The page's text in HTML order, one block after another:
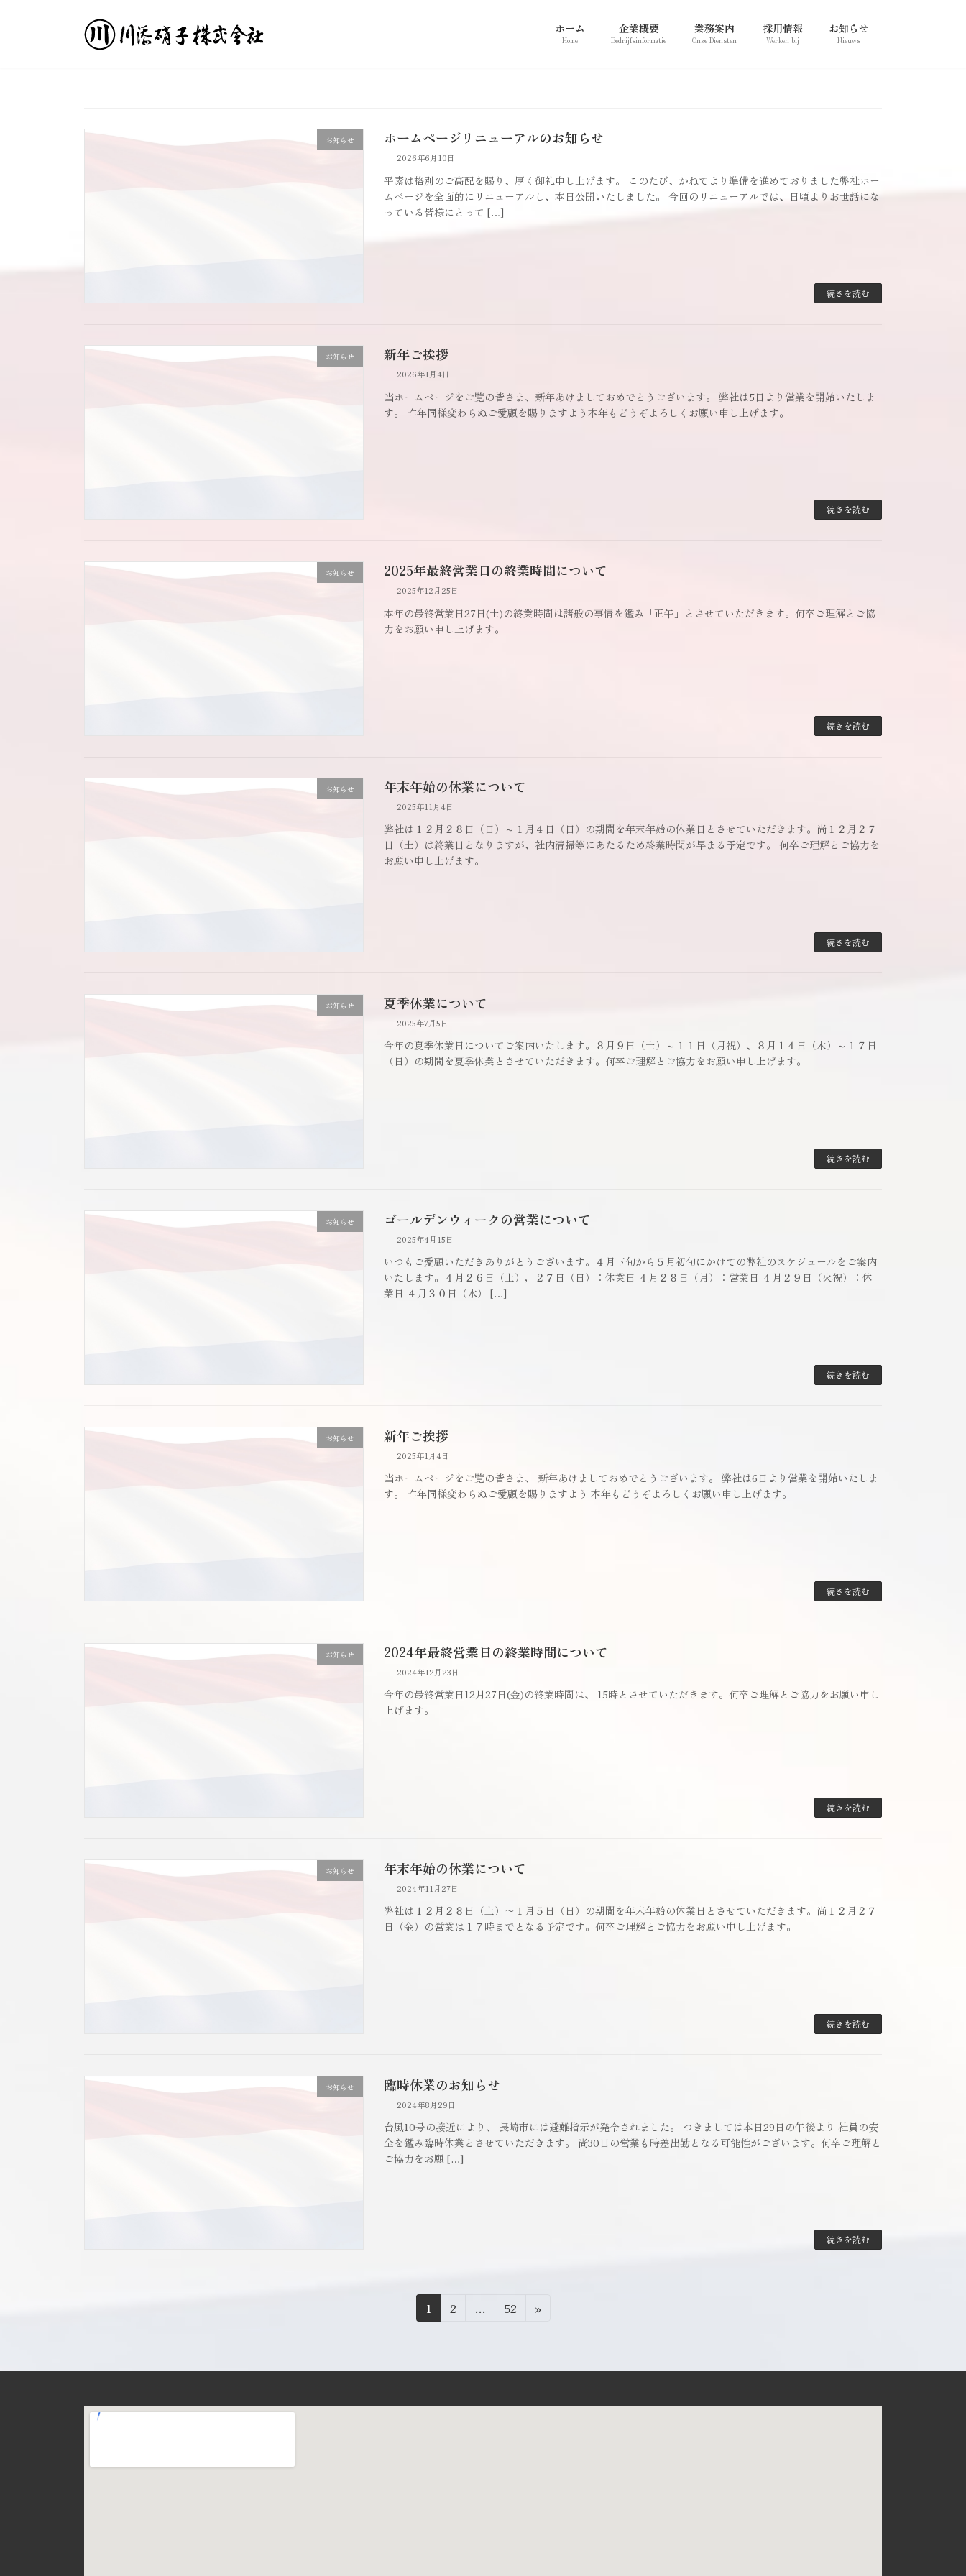
ホーム
Home
企業概要
Bedrijfsinformatie
業務案内
Onze Diensten
採用情報
Werken bij
お知らせ
Nieuws
お知らせ ホームページリニューアルのお知らせ
2026年6月10日
平素は格別のご高配を賜り、厚く御礼申し上げます。 このたび、かねてより準備を進めておりました弊社ホー
ムページを全面的にリニューアルし、本日公開いたしました。 今回のリニューアルでは、日頃よりお世話にな
っている皆様にとって […]
続きを読む
お知らせ 新年ご挨拶
2026年1月4日
当ホームページをご覧の皆さま、新年あけましておめでとうございます。 弊社は5日より営業を開始いたしま
す。 昨年同様変わらぬご愛顧を賜りますよう本年もどうぞよろしくお願い申し上げます。
続きを読む
お知らせ 2025年最終営業日の終業時間について
2025年12月25日
本年の最終営業日27日(土)の終業時間は諸般の事情を鑑み「正午」とさせていただきます。何卒ご理解とご協
力をお願い申し上げます。
続きを読む
お知らせ 年末年始の休業について
2025年11月4日
弊社は１２月２８日（日）～１月４日（日）の期間を年末年始の休業日とさせていただきます。尚１２月２７
日（土）は終業日となりますが、社内清掃等にあたるため終業時間が早まる予定です。 何卒ご理解とご協力を
お願い申し上げます。
続きを読む
お知らせ 夏季休業について
2025年7月5日
今年の夏季休業日についてご案内いたします。８月９日（土）～１１日（月祝）、８月１４日（木）～１７日
（日）の期間を夏季休業とさせていただきます。何卒ご理解とご協力をお願い申し上げます。
続きを読む
お知らせ ゴールデンウィークの営業について
2025年4月15日
いつもご愛顧いただきありがとうございます。４月下旬から５月初旬にかけての弊社のスケジュールをご案内
いたします。４月２６日（土），２７日（日）：休業日 ４月２８日（月）：営業日 ４月２９日（火祝）：休
業日 ４月３０日（水） […]
続きを読む
お知らせ 新年ご挨拶
2025年1月4日
当ホームページをご覧の皆さま、 新年あけましておめでとうございます。 弊社は6日より営業を開始いたしま
す。 昨年同様変わらぬご愛顧を賜りますよう 本年もどうぞよろしくお願い申し上げます。
続きを読む
お知らせ 2024年最終営業日の終業時間について
2024年12月23日
今年の最終営業日12月27日(金)の終業時間は、 15時とさせていただきます。何卒ご理解とご協力をお願い申し
上げます。
続きを読む
お知らせ 年末年始の休業について
2024年11月27日
弊社は１２月２８日（土）〜１月５日（日）の期間を年末年始の休業日とさせていただきます。尚１２月２７
日（金）の営業は１７時までとなる予定です。何卒ご理解とご協力をお願い申し上げます。
続きを読む
お知らせ 臨時休業のお知らせ
2024年8月29日
台風10号の接近により、 長崎市には避難指示が発令されました。 つきましては本日29日の午後より 社員の安
全を鑑み臨時休業とさせていただきます。 尚30日の営業も時差出勤となる可能性がございます。何卒ご理解と
ご協力をお願 […]
続きを読む
の
ー
送
固
定
ジ
1
固
ジ
2 …
固
ジ
52 »